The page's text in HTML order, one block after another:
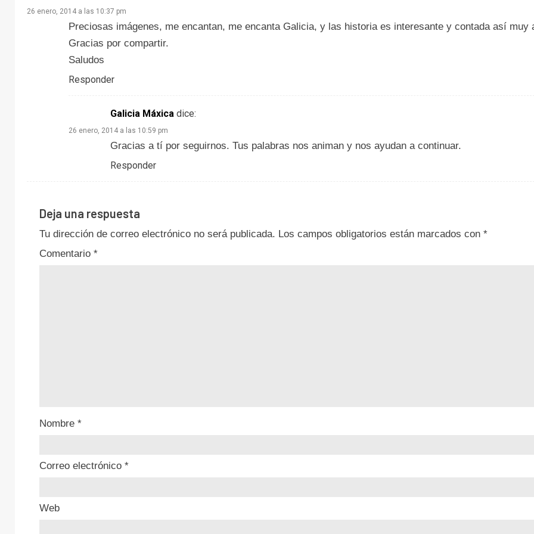
26 enero, 2014 a las 10:37 pm
Preciosas imágenes, me encantan, me encanta Galicia, y las historia es interesante y contada así muy
Gracias por compartir.
Saludos
Responder
Galicia Máxica dice:
26 enero, 2014 a las 10:59 pm
Gracias a tí por seguirnos. Tus palabras nos animan y nos ayudan a continuar.
Responder
Deja una respuesta
Tu dirección de correo electrónico no será publicada. Los campos obligatorios están marcados con *
Comentario *
Nombre *
Correo electrónico *
Web